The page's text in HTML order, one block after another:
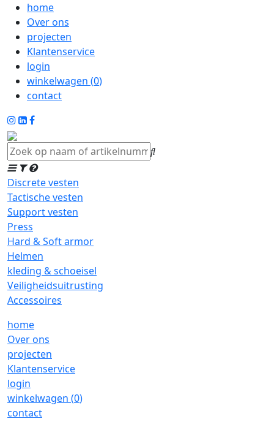
home
Over ons
projecten
Klantenservice
login
winkelwagen (0)
contact
Discrete vesten
Tactische vesten
Support vesten
Press
Hard & Soft armor
Helmen
kleding & schoeisel
Veiligheidsuitrusting
Accessoires
home
Over ons
projecten
Klantenservice
login
winkelwagen (0)
contact